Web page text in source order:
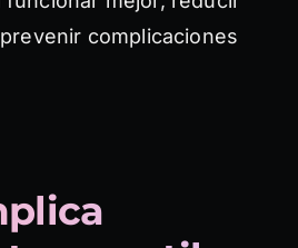
complicaciones